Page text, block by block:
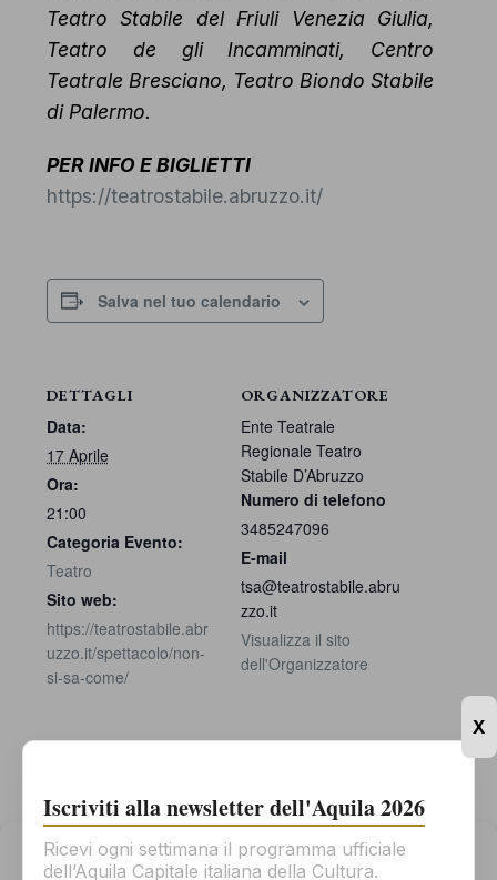
Gestisci il consenso
Teatro Stabile del Friuli Venezia Giulia,
Teatro de gli Incamminati, Centro
Teatrale Bresciano, Teatro Biondo Stabile
di Palermo.
PER INFO E BIGLIETTI
https://teatrostabile.abruzzo.it/
Salva nel tuo calendario
DETTAGLI
Data:
17 Aprile
Ora:
21:00
Categoria Evento:
Teatro
Sito web:
https://teatrostabile.abr
uzzo.it/spettacolo/non-
si-sa-come/
ORGANIZZATORE
Ente Teatrale
Regionale Teatro
Stabile D’Abruzzo
Numero di telefono
3485247096
E-mail
tsa@teatrostabile.abru
zzo.it
Visualizza il sito
dell'Organizzatore
Iscriviti alla newsletter dell'Aquila 2026
Ricevi ogni settimana il programma ufficiale
dell’Aquila Capitale italiana della Cultura.
X